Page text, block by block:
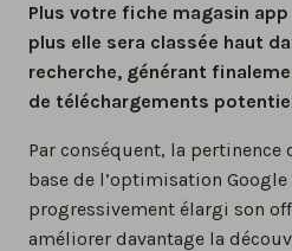
Plus votre fiche magasin
plus elle sera classée haut
recherche, générant
de téléchargements
Par conséquent, la
base de l’optimisation Google
progressivement élargi son
améliorer davantage la